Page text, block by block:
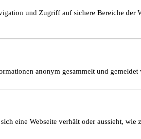
und Zugriff auf sichere Bereiche der
anonym gesammelt und gemeldet
eine Webseite verhält oder aussieht,